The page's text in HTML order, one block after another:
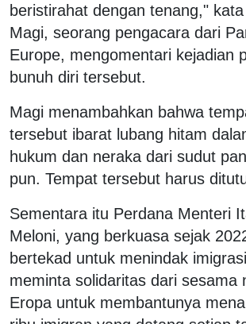
beristirahat dengan tenang,"
Magi, seorang pengacara dari
Europe, mengomentari kejadian
bunuh diri tersebut.
Magi menambahkan bahwa
tersebut ibarat lubang hitam
hukum dan neraka dari sudut
pun. Tempat tersebut harus
Sementara itu Perdana Menteri
Meloni, yang berkuasa sejak
bertekad untuk menindak
meminta solidaritas dari sesama
Eropa untuk membantunya